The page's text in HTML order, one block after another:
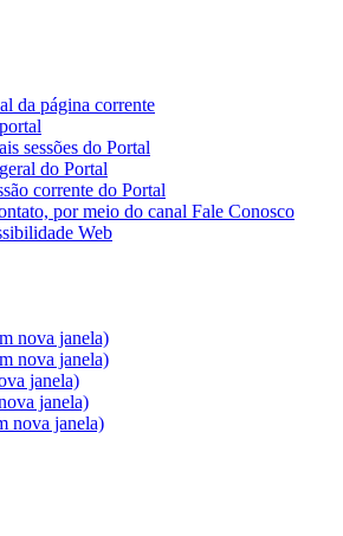
da página corrente
sessões do Portal
do Portal
corrente do Portal
por meio do canal Fale Conosco
Web
nova janela)
nova janela)
janela)
janela)
nova janela)